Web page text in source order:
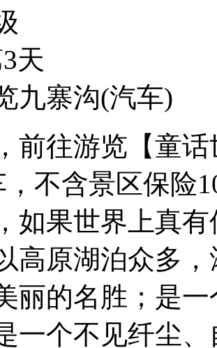
天
九寨沟(汽车)
前往游览【童
，不含景区保险
如果世界上真
高原湖泊众多
丽的名胜；是
一个不见纤尘